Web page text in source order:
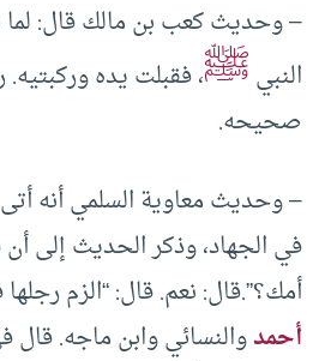
– وحديث كعب بن مالك قال: لما
النبيﷺ، فقبلت يده
صحيحه.
– وحديث معاوية السلمي أنه أتى
في الجهاد، وذكر الحديث إلى أن
أمك؟”.قال: نعم. قال: “الزم
أحمدوالنسائي وابن ماجه. قال